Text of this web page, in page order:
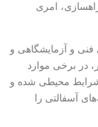
امری
و آزمایشگاهی و
در برخی موارد
شرایط محیطی شده و
آسفالتی را